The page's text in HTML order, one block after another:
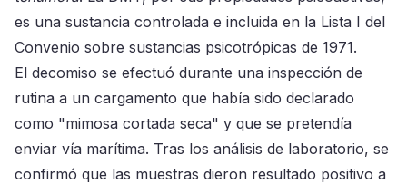
es una sustancia controlada e incluida en la Lista I del
Convenio sobre sustancias psicotrópicas de 1971.
El decomiso se efectuó durante una inspección de
rutina a un cargamento que había sido declarado
como "mimosa cortada seca" y que se pretendía
enviar vía marítima. Tras los análisis de laboratorio, se
confirmó que las muestras dieron resultado positivo a